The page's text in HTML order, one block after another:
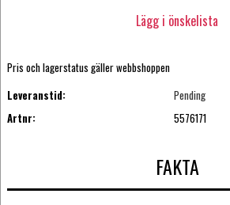
Lägg i önskelista
Pris och lagerstatus gäller webbshoppen
Leveranstid:
Pending
Artnr:
5576171
FAKTA